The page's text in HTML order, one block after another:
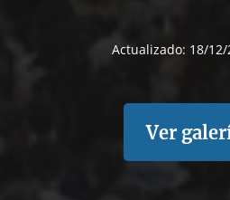
Actualizado: 18/
Ver